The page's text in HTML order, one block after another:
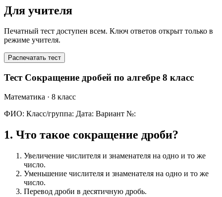
Для учителя
Печатный тест доступен всем. Ключ ответов открыт только в
режиме учителя.
Распечатать тест
Тест Сокращение дробей по алгебре 8 класс
Математика · 8 класс
ФИО: Класс/группа: Дата: Вариант №:
1. Что такое сокращение дроби?
Увеличение числителя и знаменателя на одно и то же
число.
Уменьшение числителя и знаменателя на одно и то же
число.
Перевод дроби в десятичную дробь.